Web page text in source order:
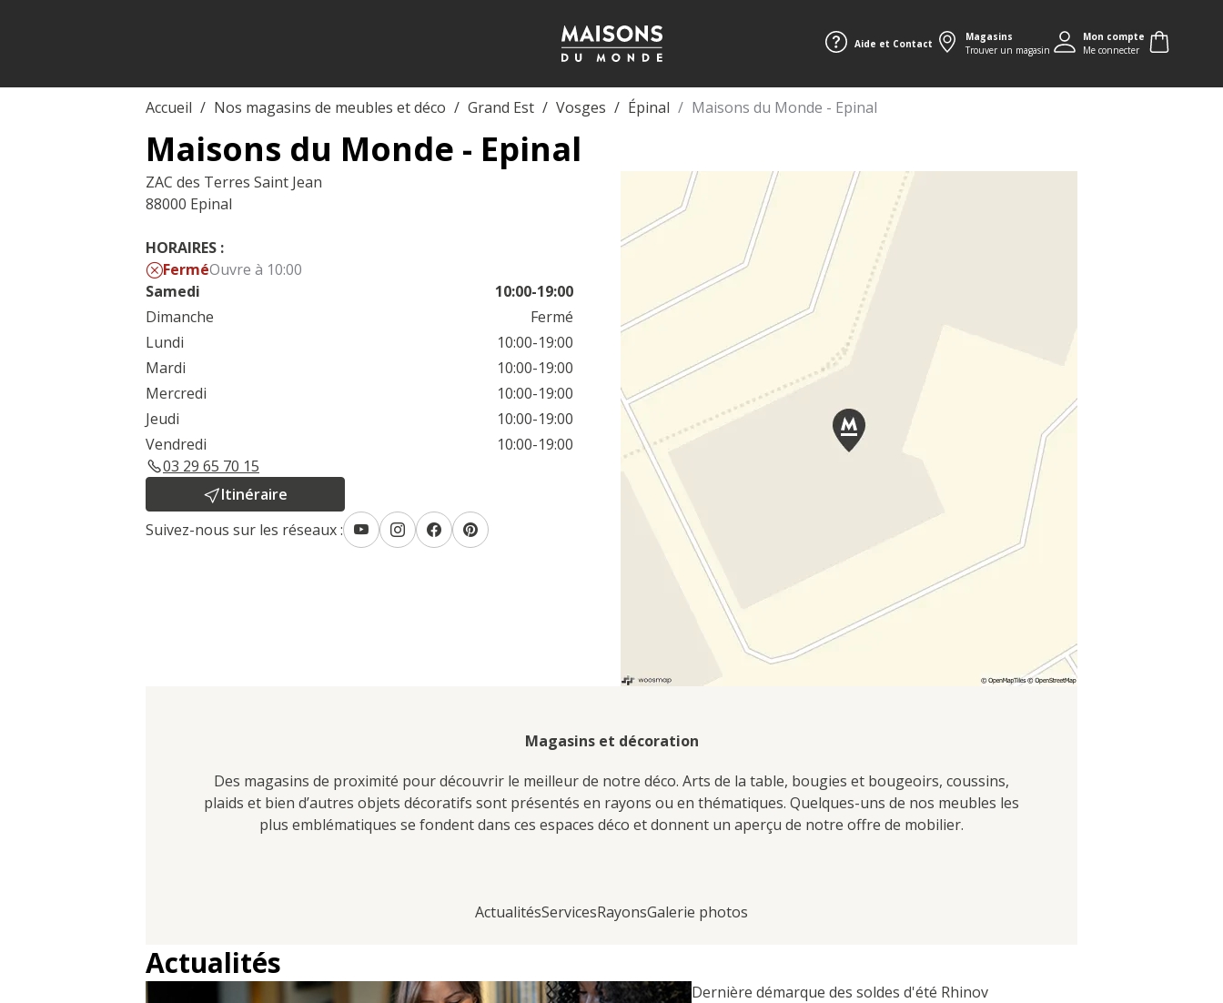
Aide et Contact
Magasins
Trouver un magasin
Mon compte
Me connecter
Accueil Nos magasins de meubles et déco Grand Est Vosges Épinal Maisons du Monde - Epinal
Maisons du Monde - Epinal
ZAC des Terres Saint Jean
88000 Epinal
HORAIRES :
FerméOuvre à 10:00
Samedi
10:00-19:00
Dimanche
Fermé
Lundi
10:00-19:00
Mardi
10:00-19:00
Mercredi
10:00-19:00
Jeudi
10:00-19:00
Vendredi
10:00-19:00
03 29 65 70 15
Itinéraire
Suivez-nous sur les réseaux :
Magasins et décoration
Des magasins de proximité pour découvrir le meilleur de notre déco. Arts de la table, bougies et bougeoirs, coussins,
plaids et bien d’autres objets décoratifs sont présentés en rayons ou en thématiques. Quelques-uns de nos meubles les
plus emblématiques se fondent dans ces espaces déco et donnent un aperçu de notre offre de mobilier.
ActualitésServicesRayonsGalerie photos
Actualités
Dernière démarque des soldes d'été Rhinov